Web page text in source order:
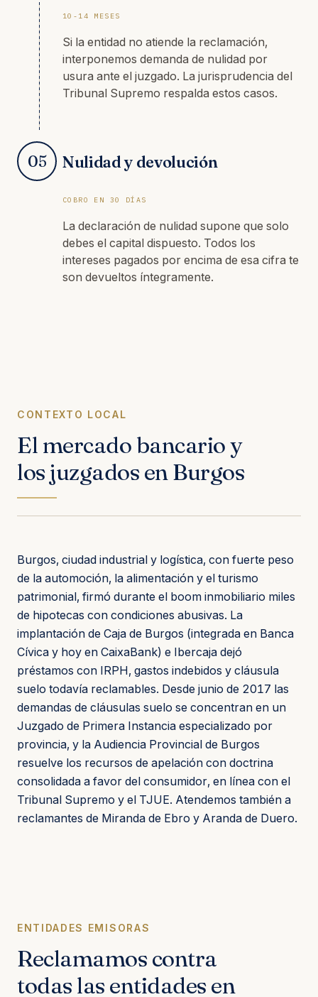
10-14 MESES
Si la entidad no atiende la reclamación,
interponemos demanda de nulidad por
usura ante el juzgado. La jurisprudencia del
Tribunal Supremo respalda estos casos.
05 Nulidad y devolución
COBRO EN 30 DÍAS
La declaración de nulidad supone que solo
debes el capital dispuesto. Todos los
intereses pagados por encima de esa cifra te
son devueltos íntegramente.
CONTEXTO LOCAL
El mercado bancario y
los juzgados en Burgos
Burgos, ciudad industrial y logística, con fuerte peso
de la automoción, la alimentación y el turismo
patrimonial, firmó durante el boom inmobiliario miles
de hipotecas con condiciones abusivas. La
implantación de Caja de Burgos (integrada en Banca
Cívica y hoy en CaixaBank) e Ibercaja dejó
préstamos con IRPH, gastos indebidos y cláusula
suelo todavía reclamables. Desde junio de 2017 las
demandas de cláusulas suelo se concentran en un
Juzgado de Primera Instancia especializado por
provincia, y la Audiencia Provincial de Burgos
resuelve los recursos de apelación con doctrina
consolidada a favor del consumidor, en línea con el
Tribunal Supremo y el TJUE. Atendemos también a
reclamantes de Miranda de Ebro y Aranda de Duero.
ENTIDADES EMISORAS
Reclamamos contra
todas las entidades en